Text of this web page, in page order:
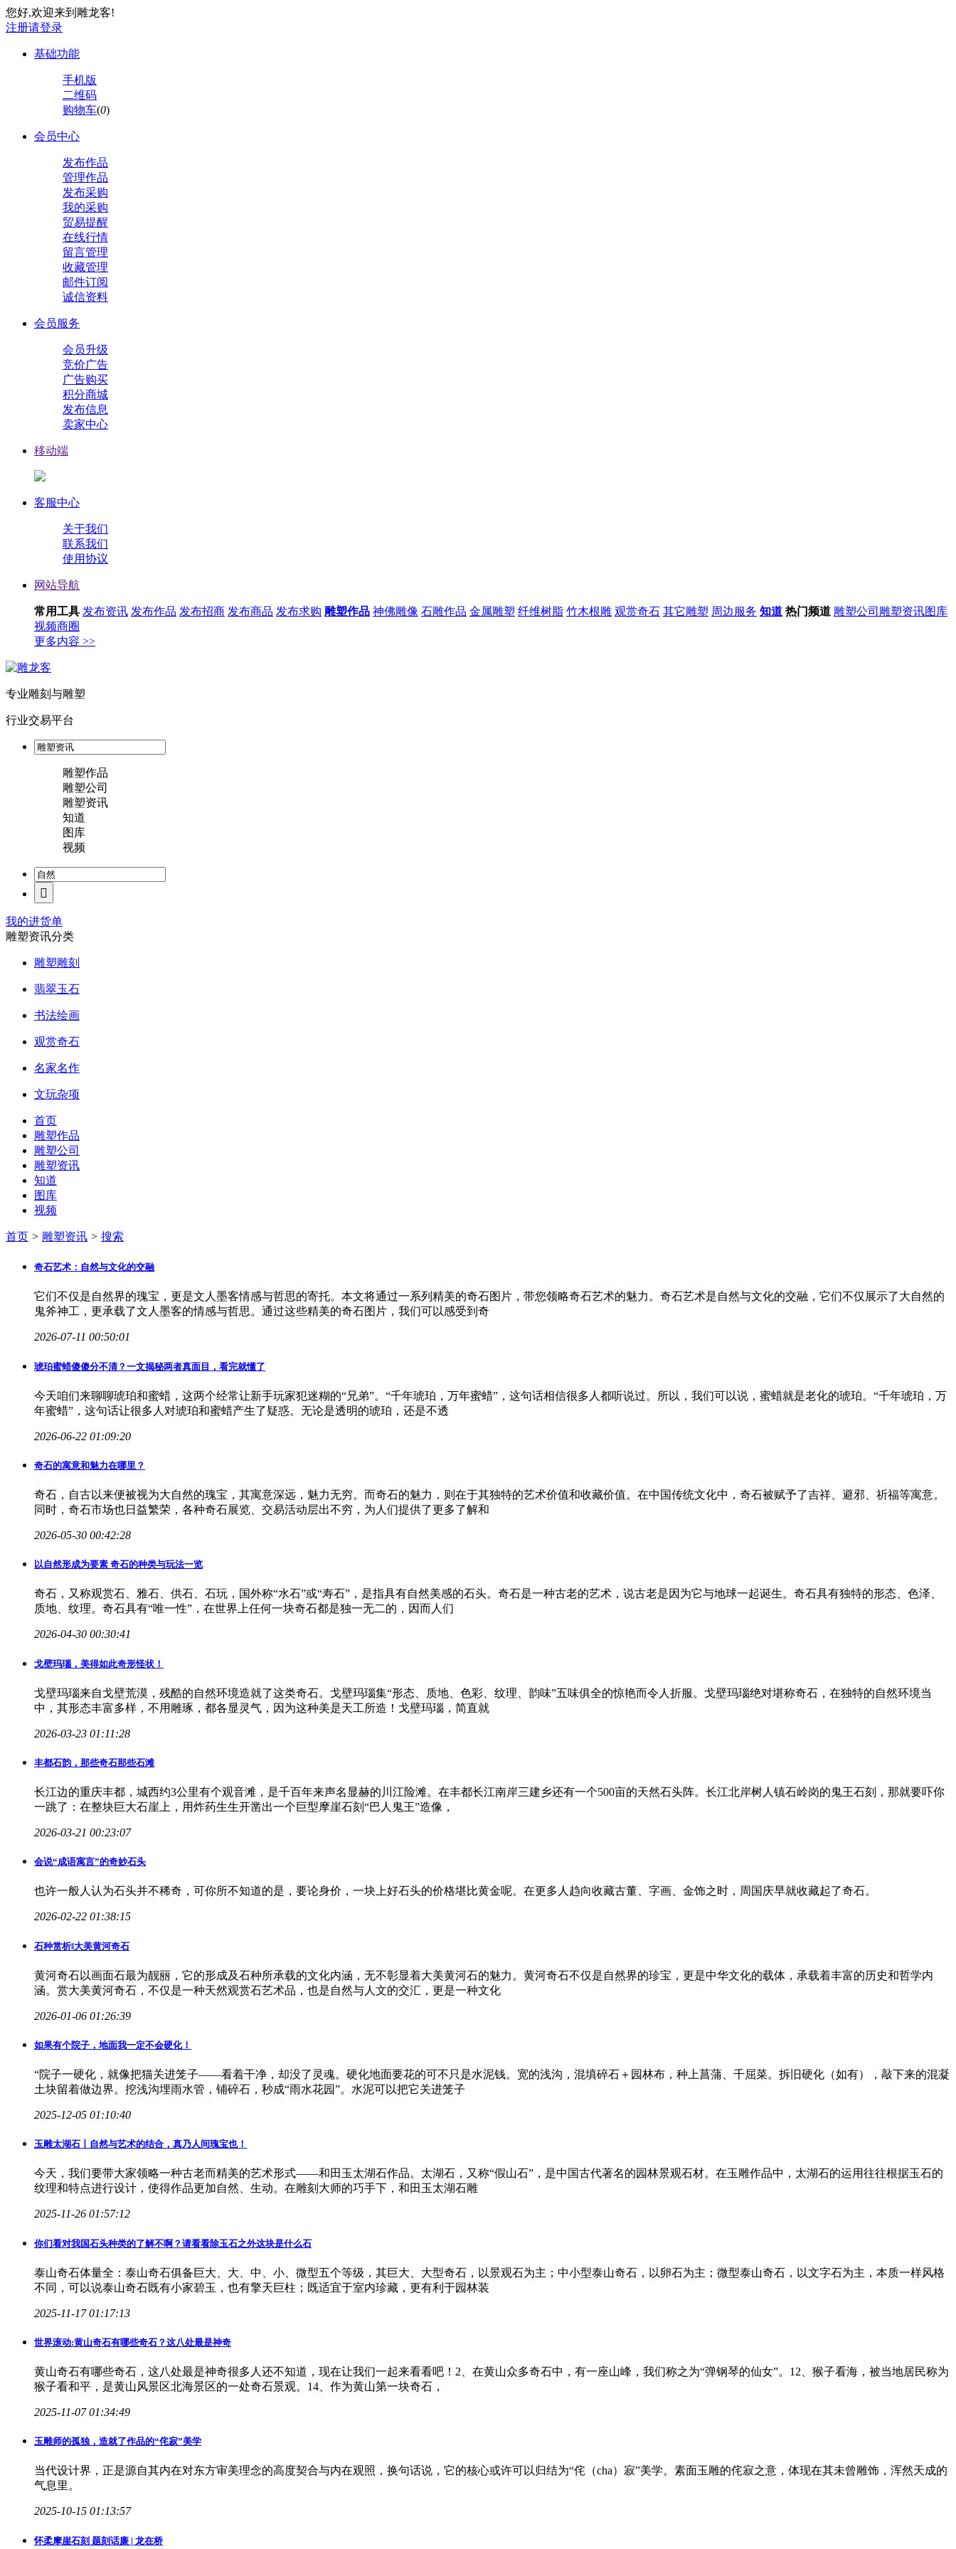
您好,欢迎来到雕龙客!
注册请登录
基础功能
手机版
二维码
购物车(0)
会员中心
发布作品
管理作品
发布采购
我的采购
贸易提醒
在线行情
留言管理
收藏管理
邮件订阅
诚信资料
会员服务
会员升级
竞价广告
广告购买
积分商城
发布信息
卖家中心
移动端
客服中心
关于我们
联系我们
使用协议
网站导航
常用工具 发布资讯 发布作品 发布招商 发布商品 发布求购 雕塑作品 神佛雕像 石雕作品 金属雕塑 纤维树脂 竹木根雕 观赏奇石 其它雕塑 周边服务 知道 热门频道 雕塑公司 雕塑资讯图库
视频商圈
更多内容 >>
专业雕刻与雕塑
行业交易平台
雕塑作品
雕塑公司
雕塑资讯
知道
图库
视频
我的进货单
雕塑资讯分类
雕塑雕刻
翡翠玉石
书法绘画
观赏奇石
名家名作
文玩杂项
首页
雕塑作品
雕塑公司
雕塑资讯
知道
图库
视频
首页 > 雕塑资讯 > 搜索
奇石艺术： 自然与文化的交融
它们不仅是自然界的瑰宝，更是文人墨客情感与哲思的寄托。本文将通过一系列精美的奇石图片，带您领略奇石艺术的魅力。奇石艺术是自然与文化的交融，它们不仅展示了大自然的
鬼斧神工，更承载了文人墨客的情感与哲思。通过这些精美的奇石图片，我们可以感受到奇
2026-07-11 00:50:01
琥珀蜜蜡傻傻分不清？一文揭秘两者真面目，看完就懂了
今天咱们来聊聊琥珀和蜜蜡，这两个经常让新手玩家犯迷糊的“兄弟”。“千年琥珀，万年蜜蜡”，这句话相信很多人都听说过。所以，我们可以说，蜜蜡就是老化的琥珀。“千年琥珀，万
年蜜蜡”，这句话让很多人对琥珀和蜜蜡产生了疑惑。无论是透明的琥珀，还是不透
2026-06-22 01:09:20
奇石的寓意和魅力在哪里？
奇石，自古以来便被视为大自然的瑰宝，其寓意深远，魅力无穷。而奇石的魅力，则在于其独特的艺术价值和收藏价值。在中国传统文化中，奇石被赋予了吉祥、避邪、祈福等寓意。
同时，奇石市场也日益繁荣，各种奇石展览、交易活动层出不穷，为人们提供了更多了解和
2026-05-30 00:42:28
以自然形成为要素 奇石的种类与玩法一览
奇石，又称观赏石、雅石、供石、石玩，国外称“水石”或“寿石”，是指具有自然美感的石头。奇石是一种古老的艺术，说古老是因为它与地球一起诞生。奇石具有独特的形态、色泽、
质地、纹理。奇石具有“唯一性”，在世界上任何一块奇石都是独一无二的，因而人们
2026-04-30 00:30:41
戈壁玛瑙，美得如此奇形怪状！
戈壁玛瑙来自戈壁荒漠，残酷的自然环境造就了这类奇石。戈壁玛瑙集“形态、质地、色彩、纹理、韵味”五味俱全的惊艳而令人折服。戈壁玛瑙绝对堪称奇石，在独特的自然环境当
中，其形态丰富多样，不用雕琢，都各显灵气，因为这种美是天工所造！戈壁玛瑙，简直就
2026-03-23 01:11:28
丰都石韵，那些奇石那些石滩
长江边的重庆丰都，城西约3公里有个观音滩，是千百年来声名显赫的川江险滩。在丰都长江南岸三建乡还有一个500亩的天然石头阵。长江北岸树人镇石岭岗的鬼王石刻，那就要吓你
一跳了：在整块巨大石崖上，用炸药生生开凿出一个巨型摩崖石刻“巴人鬼王”造像，
2026-03-21 00:23:07
会说“成语寓言”的奇妙石头
也许一般人认为石头并不稀奇，可你所不知道的是，要论身价，一块上好石头的价格堪比黄金呢。在更多人趋向收藏古董、字画、金饰之时，周国庆早就收藏起了奇石。
2026-02-22 01:38:15
石种赏析‖大美黄河奇石
黄河奇石以画面石最为靓丽，它的形成及石种所承载的文化内涵，无不彰显着大美黄河石的魅力。黄河奇石不仅是自然界的珍宝，更是中华文化的载体，承载着丰富的历史和哲学内
涵。赏大美黄河奇石，不仅是一种天然观赏石艺术品，也是自然与人文的交汇，更是一种文化
2026-01-06 01:26:39
如果有个院子，地面我一定不会硬化！
“院子一硬化，就像把猫关进笼子——看着干净，却没了灵魂。硬化地面要花的可不只是水泥钱。宽的浅沟，混填碎石＋园林布，种上菖蒲、千屈菜。拆旧硬化（如有），敲下来的混凝
土块留着做边界。挖浅沟埋雨水管，铺碎石，秒成“雨水花园”。水泥可以把它关进笼子
2025-12-05 01:10:40
玉雕太湖石丨 自然与艺术的结合，真乃人间瑰宝也！
今天，我们要带大家领略一种古老而精美的艺术形式——和田玉太湖石作品。太湖石，又称“假山石”，是中国古代著名的园林景观石材。在玉雕作品中，太湖石的运用往往根据玉石的
纹理和特点进行设计，使得作品更加自然、生动。在雕刻大师的巧手下，和田玉太湖石雕
2025-11-26 01:57:12
你们看对我国石头种类的了解不啊？请看看除玉石之外这块是什么石
泰山奇石体量全：泰山奇石俱备巨大、大、中、小、微型五个等级，其巨大、大型奇石，以景观石为主；中小型泰山奇石，以卵石为主；微型泰山奇石，以文字石为主，本质一样风格
不同，可以说泰山奇石既有小家碧玉，也有擎天巨柱；既适宜于室内珍藏，更有利于园林装
2025-11-17 01:17:13
世界滚动:黄山奇石有哪些奇石？这八处最是神奇
黄山奇石有哪些奇石，这八处最是神奇很多人还不知道，现在让我们一起来看看吧！2、在黄山众多奇石中，有一座山峰，我们称之为“弹钢琴的仙女”。12、猴子看海，被当地居民称为
猴子看和平，是黄山风景区北海景区的一处奇石景观。14、作为黄山第一块奇石，
2025-11-07 01:34:49
玉雕师的孤独，造就了作品的“侘寂”美学
当代设计界，正是源自其内在对东方审美理念的高度契合与内在观照，换句话说，它的核心或许可以归结为“侘（cha）寂”美学。素面玉雕的侘寂之意，体现在其未曾雕饰，浑然天成的
气息里。
2025-10-15 01:13:57
怀柔摩崖石刻 题刻话廉 | 龙在桥